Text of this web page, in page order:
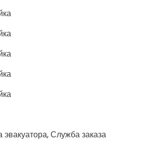
эвакуатора, Служба заказа